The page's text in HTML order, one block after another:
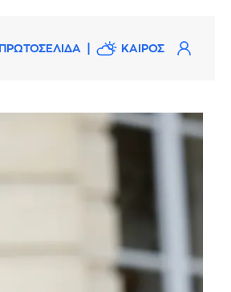
ΠΡΩΤΟΣΕΛΙΔΑ ΚΑΙΡΟΣ